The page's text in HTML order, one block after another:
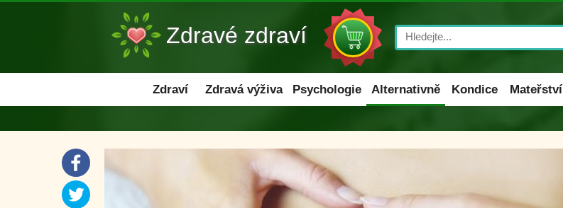
Zdravé zdraví Search
Zdraví Zdravá výživa Psychologie Alternativně Kondice Mateřství